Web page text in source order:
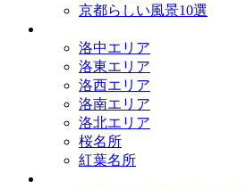
京都らしい風景10選
洛中エリア
洛東エリア
洛西エリア
洛南エリア
洛北エリア
桜名所
紅葉名所